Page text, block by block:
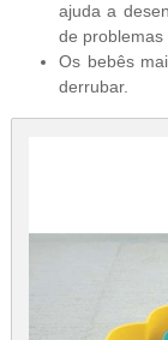
ajuda a
de
Os bebês
derrubar.